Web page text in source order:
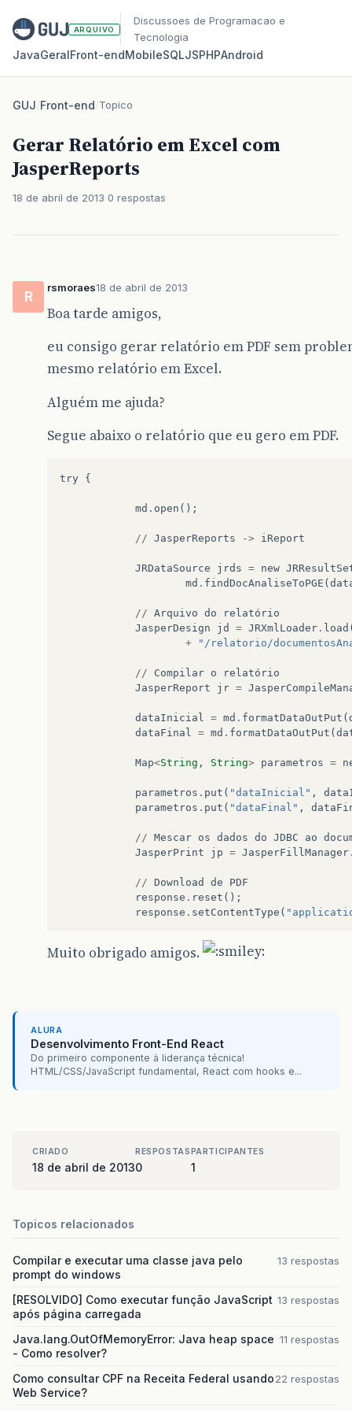
ARQUIVO
Discussoes de Programacao e
Tecnologia
JavaGeralFront‑endMobileSQLJSPHPAndroid
GUJ/Front-end/Topico
Gerar Relatório em Excel com
JasperReports
18 de abril de 2013 0 respostas
R
rsmoraes18 de abril de 2013
Boa tarde amigos,
eu consigo gerar relatório em PDF sem
mesmo relatório em Excel.
Alguém me ajuda?
Segue abaixo o relatório que eu gero em PDF.
try {
md . open ();
// JasperReports -> iReport
JRDataSource jrds = new
md . findDocAnaliseToPGE (
// Arquivo do
relatório
JasperDesign
jd = JRXmlLoader . load
+
"/relatorio/
// Compilar o
relatório
JasperReport
jr =
dataInicial = md . formatDataOutPut (
dataFinal
= md . formatDataOutPut (
Map<String , String> parametros =
parametros . put ( "dataInicial" ,
parametros . put ( "dataFinal" ,
// Mescar os dados do JDBC ao
JasperPrint
jp = JasperFillManager
// Download de
PDF
response . reset ();
response . setContentType (
OutputStream
JasperExportManager.
} finally {
printStackTrace
Muito obrigado amigos.
ALURA
Desenvolvimento Front-End React
Do primeiro componente à liderança técnica!
HTML/CSS/JavaScript fundamental, React com hooks e...
CRIADO
18 de abril de 2013
RESPOSTAS
0
PARTICIPANTES
1
Topicos relacionados
Compilar e executar uma classe java pelo
prompt do windows
13 respostas
[RESOLVIDO] Como executar função JavaScript
após página carregada
13 respostas
Java.lang.OutOfMemoryError: Java heap space
- Como resolver?
11 respostas
Como consultar CPF na Receita Federal usando
Web Service?
22 respostas